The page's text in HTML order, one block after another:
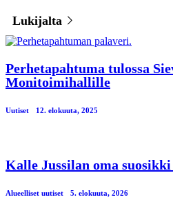
Lukijalta
Perhetapahtuma tulossa
Monitoimihallille
Uutiset 12. elokuuta, 2025
Kalle Jussilan oma
Alueelliset uutiset 5. elokuuta, 2026